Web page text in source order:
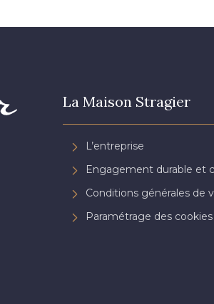
La Maison Stragier
L’entreprise
Engagement durable et
Conditions générales de
Paramétrage des cookies